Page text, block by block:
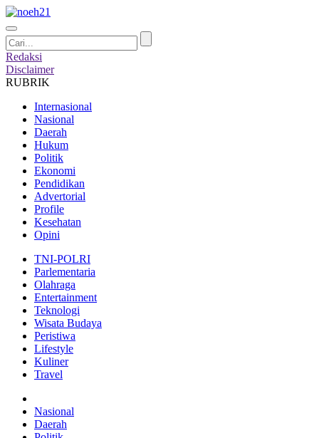
Redaksi
Disclaimer
RUBRIK
Internasional
Nasional
Daerah
Hukum
Politik
Ekonomi
Pendidikan
Advertorial
Profile
Kesehatan
Opini
TNI-POLRI
Parlementaria
Olahraga
Entertainment
Teknologi
Wisata Budaya
Peristiwa
Lifestyle
Kuliner
Travel
Nasional
Daerah